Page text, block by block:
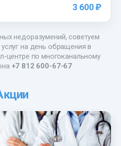
3 600)
недоразумений, советуем
на день обращения в
центре по многоканальному
+7 812 600-67-67